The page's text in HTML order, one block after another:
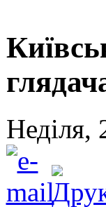
Неділя,